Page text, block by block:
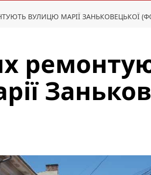
ВУЛИЦЮ МАРІЇ ЗАНЬКОВЕЦЬКОЇ